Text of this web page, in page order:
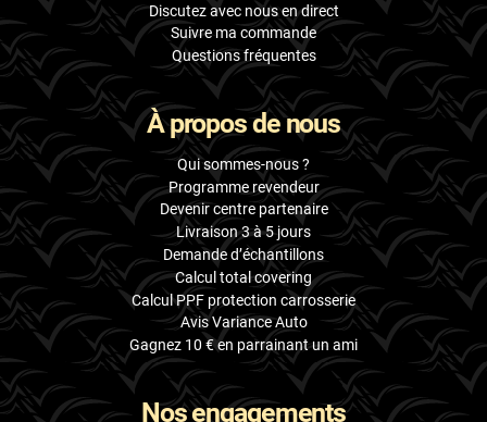
Discutez avec nous en direct
Suivre ma commande
Questions fréquentes
À propos de nous
Qui sommes-nous ?
Programme revendeur
Devenir centre partenaire
Livraison 3 à 5 jours
Demande d’échantillons
Calcul total covering
Calcul PPF protection carrosserie
Avis Variance Auto
Gagnez 10 € en parrainant un ami
Nos engagements